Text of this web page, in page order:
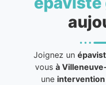
Joignez un
vous à
une